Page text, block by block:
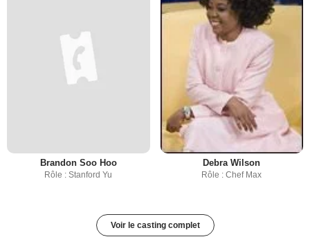
Brandon Soo Hoo
Rôle : Stanford Yu
Debra Wilson
Rôle : Chef Max
Voir le casting complet